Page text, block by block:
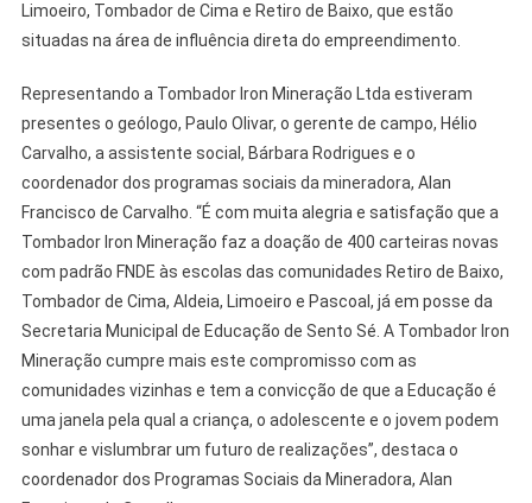
Limoeiro, Tombador de Cima e Retiro de Baixo, que estão
situadas na área de influência direta do empreendimento.
Representando a Tombador Iron Mineração Ltda estiveram
presentes o geólogo, Paulo Olivar, o gerente de campo, Hélio
Carvalho, a assistente social, Bárbara Rodrigues e o
coordenador dos programas sociais da mineradora, Alan
Francisco de Carvalho. “É com muita alegria e satisfação que a
Tombador Iron Mineração faz a doação de 400 carteiras novas
com padrão FNDE às escolas das comunidades Retiro de Baixo,
Tombador de Cima, Aldeia, Limoeiro e Pascoal, já em posse da
Secretaria Municipal de Educação de Sento Sé. A Tombador Iron
Mineração cumpre mais este compromisso com as
comunidades vizinhas e tem a convicção de que a Educação é
uma janela pela qual a criança, o adolescente e o jovem podem
sonhar e vislumbrar um futuro de realizações”, destaca o
coordenador dos Programas Sociais da Mineradora, Alan